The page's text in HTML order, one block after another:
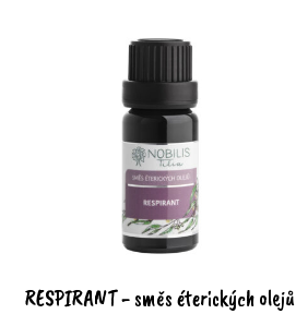
RESPIRANT - směs éterických olejů